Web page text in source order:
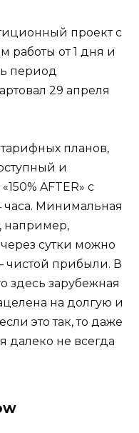
проект с
работы от 1 дня и
период
29 апреля
планов,
и
AFTER» с
часа. Минимальная
например,
сутки можно
чистой прибыли. В
здесь зарубежная
на долгую и
это так, то даже
далеко не всегда